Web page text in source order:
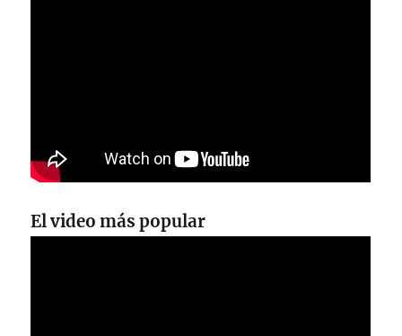
El video más popular